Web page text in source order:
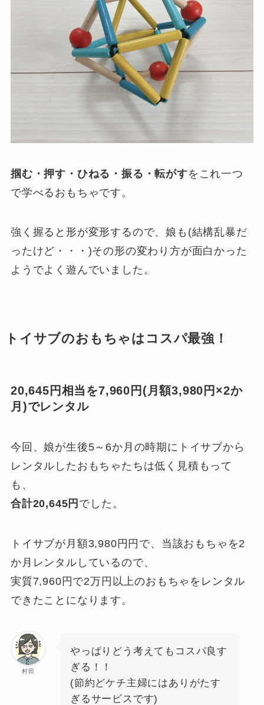
掴む・押す・ひねる・振る・転がすをこれ一つ
で学べるおもちゃです。
強く握ると形が変形するので、娘も(結構乱暴だ
ったけど・・・)その形の変わり方が面白かった
ようでよく遊んでいました。
トイサブのおもちゃはコスパ最強！
20,645円相当を7,960円(月額3,980円×2か
月)でレンタル
今回、娘が生後5～6か月の時期にトイサブから
レンタルしたおもちゃたちは低く見積もって
も、
合計20,645円 でした。
トイサブが月額3,980円円で、当該おもちゃを2
か月レンタルしているので、
実質7,960円で2万円以上のおもちゃをレンタル
できたことになります。
村田
やっぱりどう考えてもコスパ良す
ぎる！！
(節約どケチ主婦にはありがたす
ぎるサービスです)